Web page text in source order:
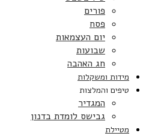
פורים
פסח
יום העצמאות
שבועות
חג האהבה
מידות ומשקלות
טיפים והמלצות
המגדיר
גבישס לומדת בדנון
מטיילת